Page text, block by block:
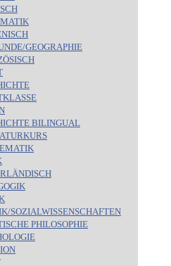
GEOGRAPHIE
BILINGUAL
SOZIALWISSENSCHAFTEN
PHILOSOPHIE